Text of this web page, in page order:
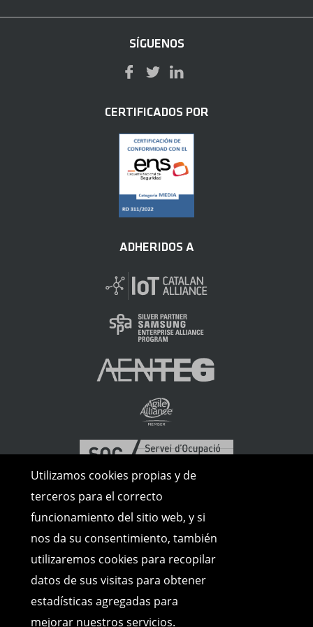
Utilizamos cookies propias y de
terceros para el correcto
funcionamiento del sitio web, y si
nos da su consentimiento, también
utilizaremos cookies para recopilar
datos de sus visitas para obtener
estadísticas agregadas para
mejorar nuestros servicios.
SÍGUENOS
CERTIFICADOS POR
ADHERIDOS A